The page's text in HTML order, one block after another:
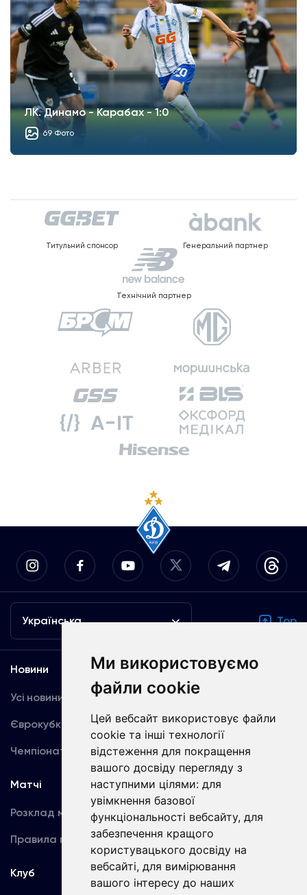
Ми використовуємо
файли cookie
Цей вебсайт використовує файли
cookie та інші технології
відстеження для покращення
вашого досвіду перегляду з
наступними цілями: для
увімкнення базової
функціональності вебсайту, для
забезпечення кращого
користувацького досвіду на
вебсайті, для вимірювання
вашого інтересу до наших
ЛК. Динамо - Карабах - 1:0
69 Фото
Титульний спонсор Генеральний партнер
Технічний партнер
Українська Top
Новини
Усі новини
Єврокубки
Чемпіонат України
Медіа
Динамо TV
Фотогалерея
Акредитація
Матчі
Розклад матчів
Правила поведінки
Команда
Перша команда
U19
Клуб